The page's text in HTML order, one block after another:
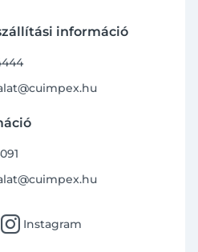
információ
instagram Instagram